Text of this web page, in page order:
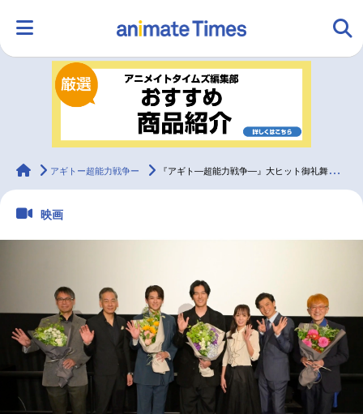
ランキング アニメ
ラジオ みんなの声
2.5次元 配信・Vtuber トレンド
最新記事一覧
アニメ記事一覧 声優記事一覧
アニメ映画一覧 実写化映画一覧
animateTimes
アギトー超能力戦争ー 『アギト—超能力戦争—』大ヒット御礼舞台挨拶公式レポート！
映画